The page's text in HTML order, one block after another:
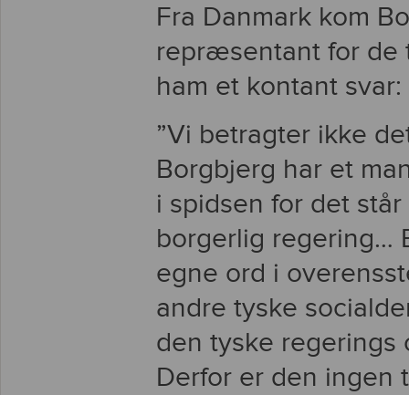
Fra Danmark kom
repræsentant for de
ham et kontant svar:
”Vi betragter ikke
Borgbjerg har et
i spidsen for det
borgerlig regering…
egne ord i
andre tyske
den tyske regerings
Derfor er den ingen